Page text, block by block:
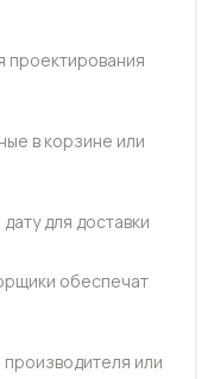
проектирования
в корзине или
для доставки
обеспечат
или